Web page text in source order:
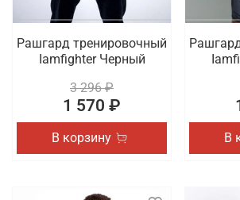
Рашгард тренировочный
Iamfighter Черный
3 296 ₽
1 570 ₽
В корзину В